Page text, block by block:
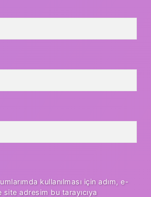
kullanılması için adım, e-
adresim bu tarayıcıya